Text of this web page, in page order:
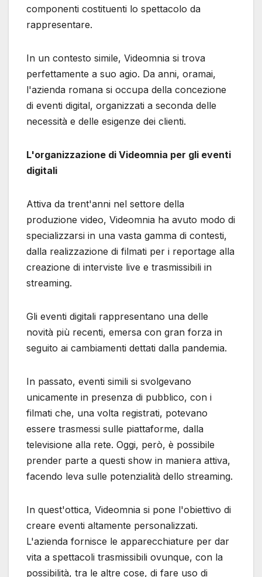
componenti costituenti lo spettacolo da
rappresentare.
In un contesto simile, Videomnia si trova
perfettamente a suo agio. Da anni, oramai,
l'azienda romana si occupa della concezione
di eventi digital, organizzati a seconda delle
necessità e delle esigenze dei clienti.
L'organizzazione di Videomnia per gli eventi
digitali
Attiva da trent'anni nel settore della
produzione video, Videomnia ha avuto modo di
specializzarsi in una vasta gamma di contesti,
dalla realizzazione di filmati per i reportage alla
creazione di interviste live e trasmissibili in
streaming.
Gli eventi digitali rappresentano una delle
novità più recenti, emersa con gran forza in
seguito ai cambiamenti dettati dalla pandemia.
In passato, eventi simili si svolgevano
unicamente in presenza di pubblico, con i
filmati che, una volta registrati, potevano
essere trasmessi sulle piattaforme, dalla
televisione alla rete. Oggi, però, è possibile
prender parte a questi show in maniera attiva,
facendo leva sulle potenzialità dello streaming.
In quest'ottica, Videomnia si pone l'obiettivo di
creare eventi altamente personalizzati.
L'azienda fornisce le apparecchiature per dar
vita a spettacoli trasmissibili ovunque, con la
possibilità, tra le altre cose, di fare uso di